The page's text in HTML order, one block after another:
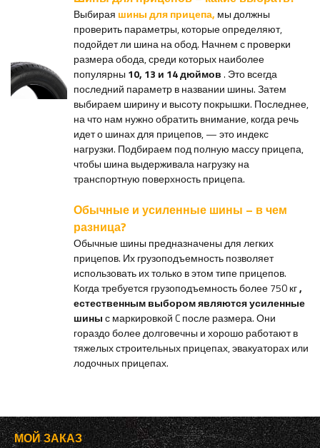
Выбирая шины для прицепа, мы должны
проверить параметры, которые определяют,
подойдет ли шина на обод. Начнем с проверки
размера обода, среди которых наиболее
популярны 10, 13 и 14 дюймов. Это всегда
последний параметр в названии шины. Затем
выбираем ширину и высоту покрышки. Последнее,
на что нам нужно обратить внимание, когда речь
идет о шинах для прицепов, — это индекс
нагрузки. Подбираем под полную массу прицепа,
чтобы шина выдерживала нагрузку на
транспортную поверхность прицепа.
Обычные и усиленные шины – в чем
разница?
Обычные шины предназначены для легких
прицепов. Их грузоподъемность позволяет
использовать их только в этом типе прицепов.
Когда требуется грузоподъемность более 750 кг,
естественным выбором являются усиленные
шиныс маркировкой C после размера. Они
гораздо более долговечны и хорошо работают в
тяжелых строительных прицепах, эвакуаторах или
лодочных прицепах.
МОЙ ЗАКАЗ